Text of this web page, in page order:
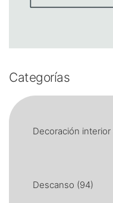
Categorías
Decoración interior
Descanso (94)